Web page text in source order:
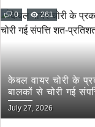
0 261
केबल वायर चोरी के
बालकों से चोरी गई
July 27, 2026